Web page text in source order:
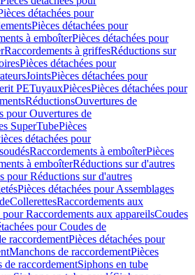
détachées pour
Pièces détachées pour
à emboîterPièces détachées pour
Raccordements à griffesRéductions sur
Pièces détachées pour
JointsPièces détachées pour
PETuyauxPiècesPièces détachées pour
RéductionsOuvertures de
pour Ouvertures de
SuperTubePièces
détachées pour
Raccordements à emboîterPièces
à emboîterRéductions sur d'autres
pour Réductions sur d'autres
Pièces détachées pour Assemblages
CollerettesRaccordements aux
pour Raccordements aux appareilsCoudes
pour Coudes de
raccordementPièces détachées pour
Manchons de raccordementPièces
de raccordementSiphons en tube